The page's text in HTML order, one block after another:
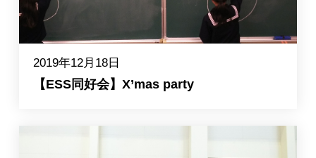
2019年12月18日
【ESS同好会】X’mas party